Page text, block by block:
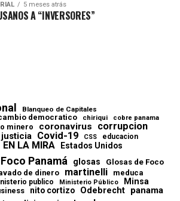
5 meses atrás
A “INVERSORES”
Blanqueo de Capitales
democratico chiriqui cobre panama
minero coronavirus corrupcion
Covid-19 CSS educacion
EN LA MIRA Estados Unidos
Foco Panamá glosas Glosas de Foco
de dinero martinelli meduca
publico Ministerio Público Minsa
nito cortizo Odebrecht panama